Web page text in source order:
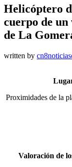
Helicóptero
cuerpo de
de La
written by
Proximidades de la
Valoración de